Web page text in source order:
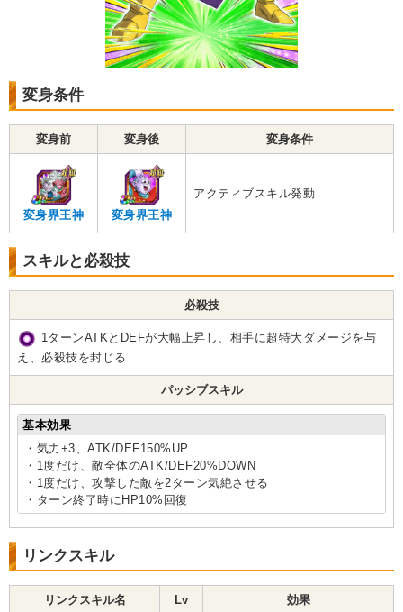
変身条件
変身前 変身後 変身条件
変身界王神 変身界王神
アクティブスキル発動
スキルと必殺技
必殺技
1ターンATKとDEFが大幅上昇し、相手に超特大ダメージを与
え、必殺技を封じる
パッシブスキル
基本効果
・気力+3、ATK/DEF150%UP
・1度だけ、敵全体のATK/DEF20%DOWN
・1度だけ、攻撃した敵を2ターン気絶させる
・ターン終了時にHP10%回復
リンクスキル
リンクスキル名 Lv 効果